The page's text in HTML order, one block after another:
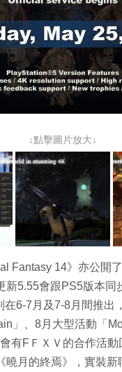
↓點擊圖片放大↓
Fantasy 14》亦公開
新5.55會跟PS5版本同
在6-7月及7-8月間推出
」、8月大型活動「
有FＦＸＶ的合作活動
曉月的終焉》，實裝新